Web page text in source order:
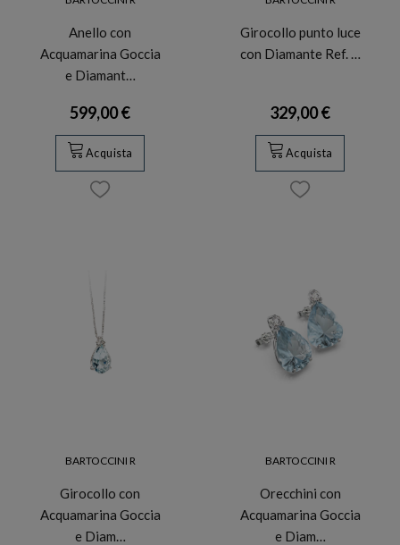
Anello con
Acquamarina Goccia
e Diamant…
599,00 €
Acquista
Girocollo punto luce
con Diamante Ref. …
329,00 €
Acquista
BARTOCCINI R
Girocollo con
Acquamarina Goccia
e Diam…
BARTOCCINI R
Orecchini con
Acquamarina Goccia
e Diam…